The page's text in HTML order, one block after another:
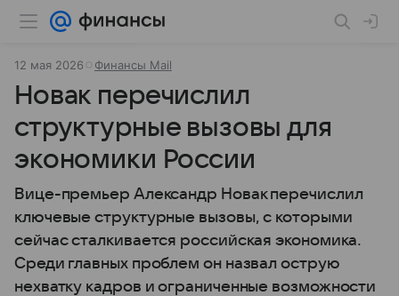
12 мая 2026 Финансы Mail
Новак перечислил
структурные вызовы для
экономики России
Вице-премьер Александр Новак перечислил
ключевые структурные вызовы, с которыми
сейчас сталкивается российская экономика.
Среди главных проблем он назвал острую
нехватку кадров и ограниченные возможности